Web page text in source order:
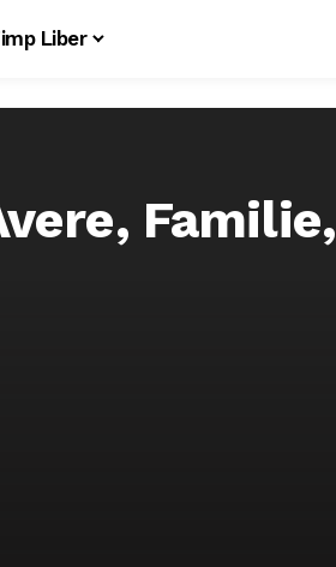
Liber
Familie,